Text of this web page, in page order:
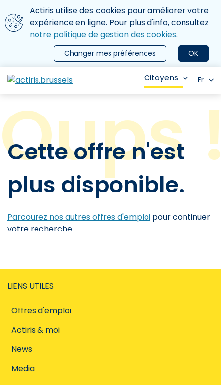
Aller au contenu principal
Nous utilisons des cookies
Actiris utilise des cookies pour améliorer votre
expérience en ligne. Pour plus d'info, consultez
notre politique de gestion des cookies.
OK
Changer mes préférences
le menu
Citoyens Fr
Cette offre n'est
plus disponible.
Parcourez nos autres offres d'emploi pour continuer
votre recherche.
LIENS UTILES
Offres d'emploi
Actiris & moi
News
Media